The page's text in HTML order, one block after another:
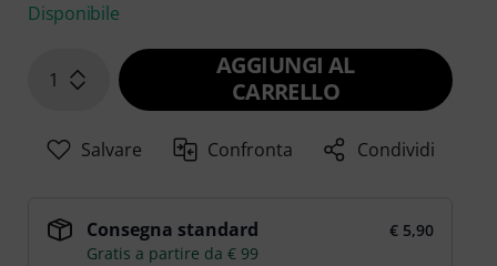
Disponibile
1
AGGIUNGI AL
CARRELLO
Salvare Confronta Condividi
Consegna standard
€ 5,90
Gratis a partire da € 99